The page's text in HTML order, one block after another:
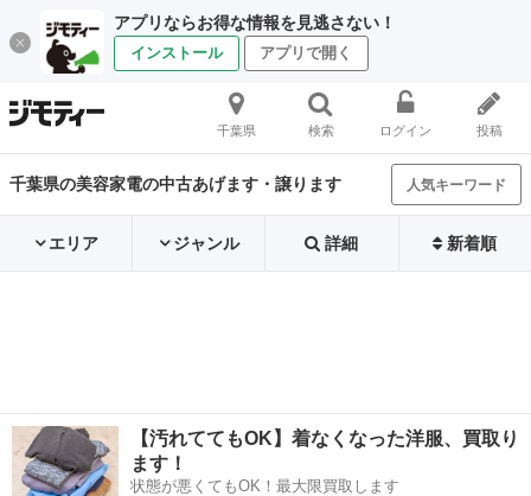
アプリならお得な情報を見逃さない！
インストール アプリで開く
千葉県 検索 ログイン 投稿
千葉県の美容家電の中古あげます・譲ります 人気キーワード
エリア ジャンル 詳細 新着順
【汚れててもOK】着なくなった洋服、買取り
ます！
状態が悪くてもOK！最大限買取します